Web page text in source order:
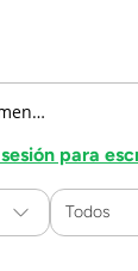
para
Todos